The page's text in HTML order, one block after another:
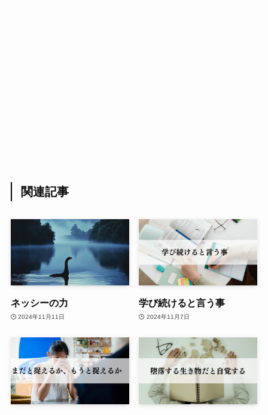
関連記事
ネッシーの力
2024年11月11日
学び続けると言う事
2024年11月7日